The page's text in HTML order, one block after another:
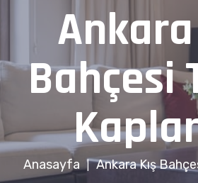
Ankara
Bahçesi
Anasayfa | Ankara Kış